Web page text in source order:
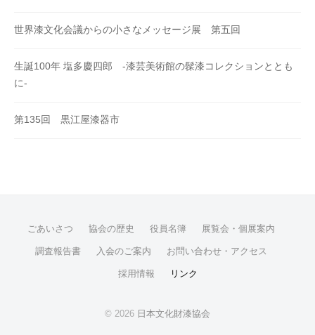
世界漆文化会議からの小さなメッセージ展 第五回
生誕100年 塩多慶四郎 -漆芸美術館の髹漆コレクションととも
に-
第135回 黒江屋漆器市
ごあいさつ 協会の歴史 役員名簿 展覧会・個展案内
調査報告書 入会のご案内 お問い合わせ・アクセス
採用情報 リンク
© 2026 日本文化財漆協会